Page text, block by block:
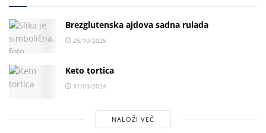
Brezglutenska ajdova sadna rulada
25/10/2025
Keto tortica
31/03/2024
NALOŽI VEČ